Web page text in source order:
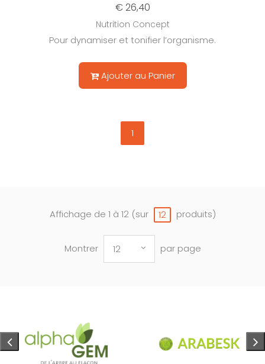
€ 26,40
Nutrition Concept
Pour dynamiser et tonifier l’organisme.
Ajouter au Panier
1
Affichage de 1 à 12 (sur 12 produits)
Montrer 12 par page